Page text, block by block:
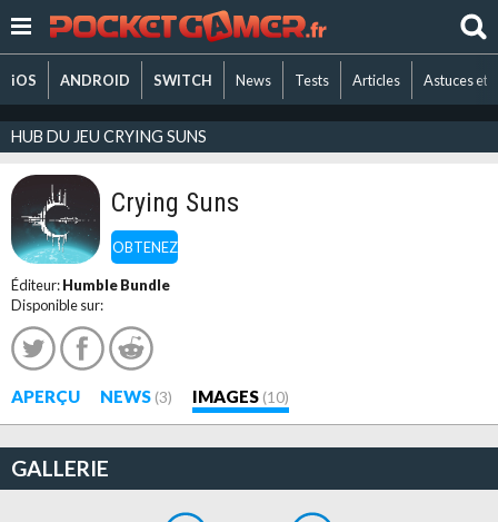
iOS ANDROID SWITCH News Tests Articles Astuces et
HUB DU JEU CRYING SUNS
OBTENEZ
Crying Suns
Éditeur:Humble Bundle
Disponible sur:
APERÇU NEWS (3) IMAGES (10)
GALLERIE